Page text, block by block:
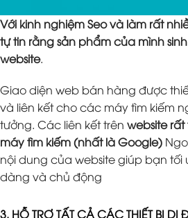
Với kinh nghiệm Seo và làm rất
tự tin rằng sản phẩm của mình
website.
Giao diện web bán hàng được
và liên kết cho các máy tìm kiếm
tưởng. Các liên kết trên website
máy tìm kiếm (nhất là Google)
nội dung của website giúp bạn
dàng và chủ động
3. HỖ TRỢ TẤT CẢ CÁC THIẾT BỊ DI